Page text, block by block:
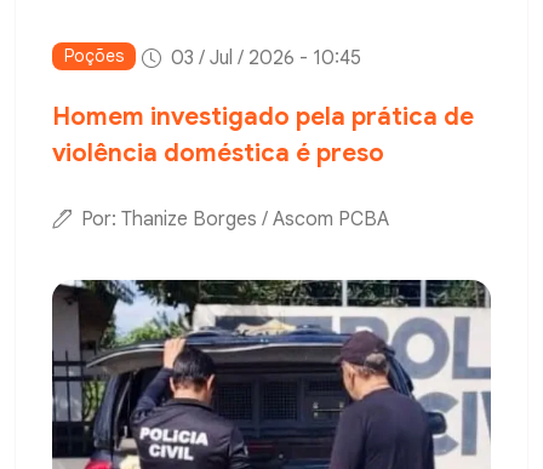
Poções 03 / Jul / 2026 - 10:45
Homem investigado pela prática de
violência doméstica é preso
Por: Thanize Borges / Ascom PCBA